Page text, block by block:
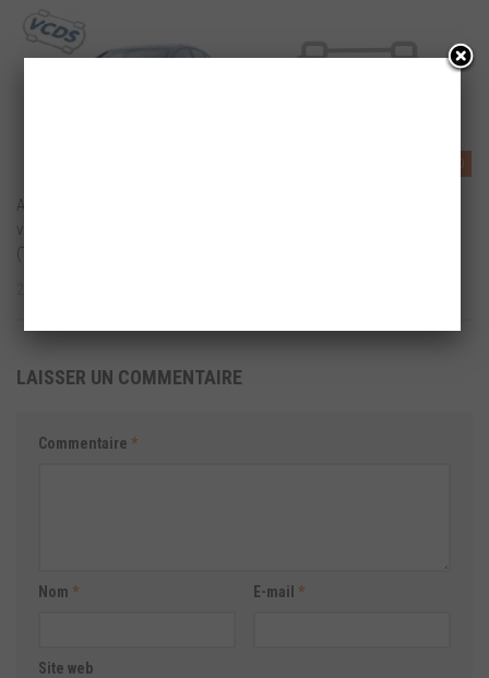
Altea (5P) – Confirmation de
verrouillage des portières
(Télécommande)
0
LAISSER UN COMMENTAIRE
Commentaire *
Nom * E-mail *
Site web